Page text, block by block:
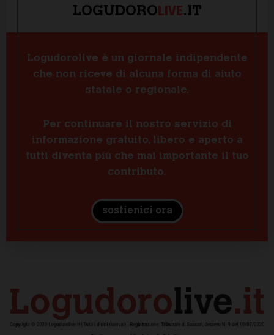
LOGUDOROLIVE.IT
Logudorolive è un giornale indipendente
che non riceve di alcuna forma di aiuto
statale o regionale.
Per continuare il nostro servizio di
informazione gratuito, libero e aperto a
tutti diventa più che mai importante il tuo
contributo.
sostienici ora